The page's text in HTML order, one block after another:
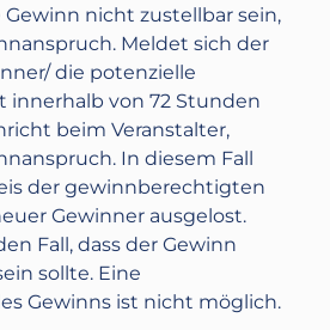
nicht zustellbar sein,
Meldet sich der
die potenzielle
innerhalb von 72 Stunden
beim Veranstalter,
In diesem Fall
der gewinnberechtigten
Gewinner ausgelost.
Fall, dass der Gewinn
sollte. Eine
Gewinns ist nicht möglich.